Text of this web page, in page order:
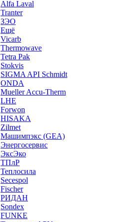
Alfa Laval
Tranter
ЗЭО
Ещё
Vicarb
Thermowave
Tetra Pak
Stokvis
SIGMA API Schmidt
ONDA
Mueller Accu-Therm
LHE
Forwon
HISAKA
Zilmet
Машимпэкс (GEA)
Энергосервис
ЭксЭко
ТПлР
Теплосила
Secespol
Fischer
РИДАН
Sondex
FUNKE